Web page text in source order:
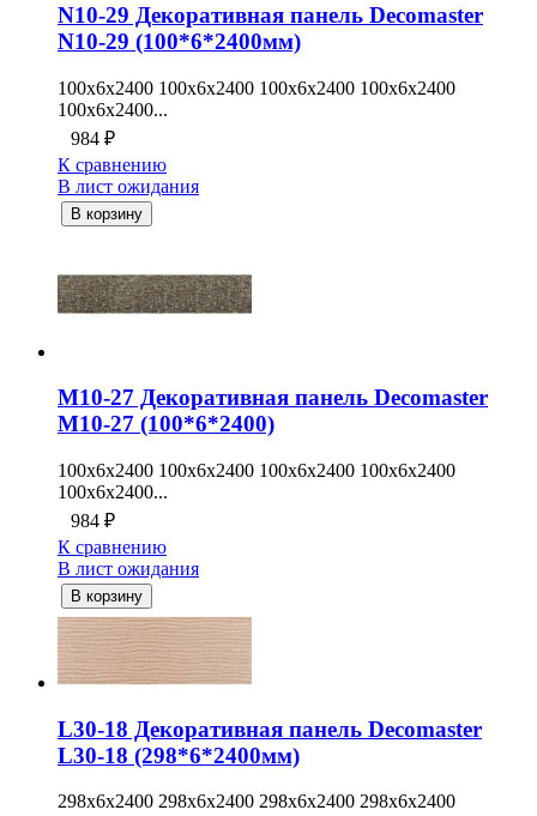
N10-29 Декоративная панель Decomaster
N10-29 (100*6*2400мм)
100x6x2400 100x6x2400 100x6x2400 100x6x2400
100x6x2400...
984 ₽
К сравнению
В лист ожидания
В корзину
M10-27 Декоративная панель Decomaster
М10-27 (100*6*2400)
100x6x2400 100x6x2400 100x6x2400 100x6x2400
100x6x2400...
984 ₽
К сравнению
В лист ожидания
В корзину
L30-18 Декоративная панель Decomaster
L30-18 (298*6*2400мм)
298x6x2400 298x6x2400 298x6x2400 298x6x2400